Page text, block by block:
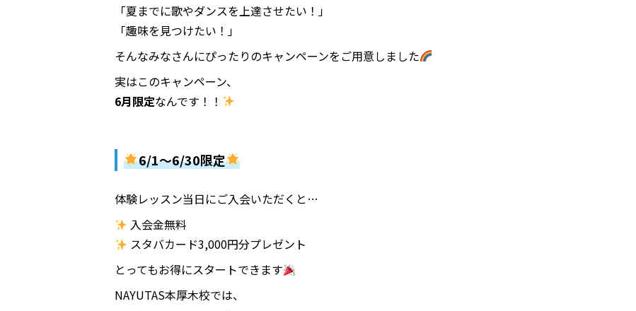
「夏までに歌やダンスを上達させたい！」
「趣味を見つけたい！」
そんなみなさんにぴったりのキャンペーンをご用意しました
実はこのキャンペーン、
6月限定なんです！！
6/1〜6/30限定
体験レッスン当日にご入会いただくと…
入会金無料
スタバカード3,000円分プレゼント
とってもお得にスタートできます
NAYUTAS本厚木校では、